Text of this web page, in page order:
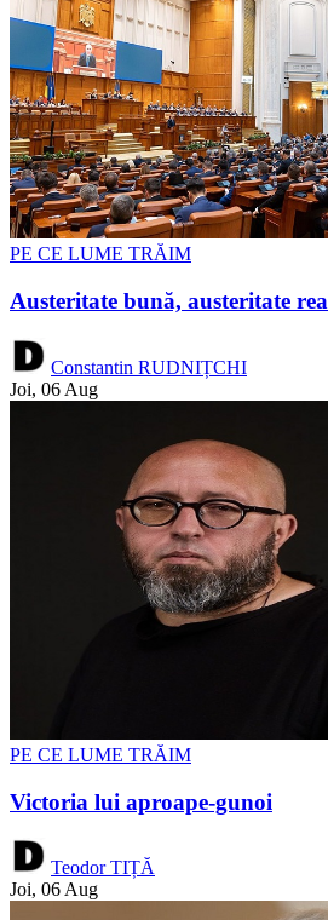
PE CE LUME TRĂIM
Austeritate bună, austeritate rea
Constantin RUDNIȚCHI
Joi, 06 Aug
PE CE LUME TRĂIM
Victoria lui aproape-gunoi
Teodor TIȚĂ
Joi, 06 Aug